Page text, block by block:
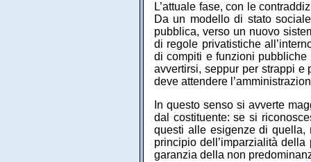
L’attuale fase, con le
Da un modello di stato
pubblica, verso un nuovo
di regole privatistiche
di compiti e funzioni
avvertirsi, seppur per strappi
deve attendere
In questo senso si avverte
dal costituente: se si
questi alle esigenze di quella,
principio dell’imparzialità
garanzia della non